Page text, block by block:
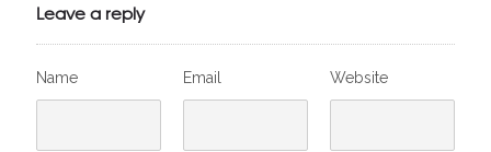
Leave a reply
Name Email Website